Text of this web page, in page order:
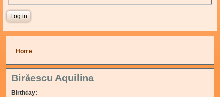
You are here
Home
Birăescu Aquilina
Birthday: